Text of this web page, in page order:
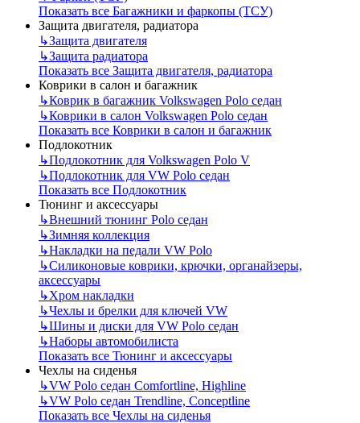
Показать все Багажники и фаркопы (ТСУ)
Защита двигателя, радиатора
↳Защита двигателя
↳Защита радиатора
Показать все Защита двигателя, радиатора
Коврики в салон и багажник
↳Коврик в багажник Volkswagen Polo седан
↳Коврики в салон Volkswagen Polo седан
Показать все Коврики в салон и багажник
Подлокотник
↳Подлокотник для Volkswagen Polo V
↳Подлокотник для VW Polo седан
Показать все Подлокотник
Тюнинг и аксессуары
↳Внешний тюнинг Polo седан
↳Зимняя коллекция
↳Накладки на педали VW Polo
↳Силиконовые коврики, крючки, органайзеры,
аксессуары
↳Хром накладки
↳Чехлы и брелки для ключей VW
↳Шины и диски для VW Polo седан
↳Наборы автомобилиста
Показать все Тюнинг и аксессуары
Чехлы на сиденья
↳VW Polo седан Comfortline, Highline
↳VW Polo седан Trendline, Conceptline
Показать все Чехлы на сиденья